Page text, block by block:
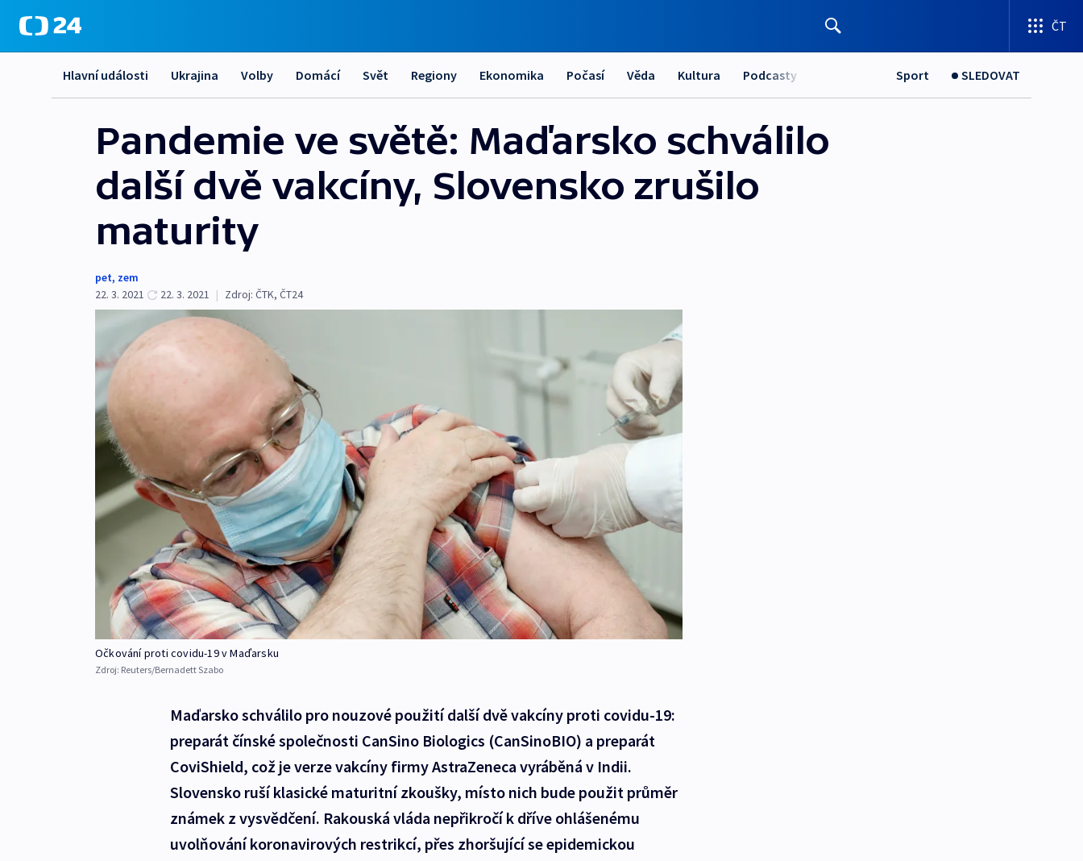
ČT
Hlavní události Ukrajina Volby Domácí Svět Regiony Ekonomika Počasí Věda Kultura Podcasty Sport SLEDOVAT
Pandemie ve světě: Maďarsko schválilo
další dvě vakcíny, Slovensko zrušilo
maturity
pet, zem
22. 3. 2021
22. 3. 2021 | Zdroj: ČTK, ČT24
Očkování proti covidu-19 v Maďarsku
Zdroj: Reuters/Bernadett Szabo
Maďarsko schválilo pro nouzové použití další dvě vakcíny proti covidu-19:
preparát čínské společnosti CanSino Biologics (CanSinoBIO) a preparát
CoviShield, což je verze vakcíny firmy AstraZeneca vyráběná v Indii.
Slovensko ruší klasické maturitní zkoušky, místo nich bude použit průměr
známek z vysvědčení. Rakouská vláda nepřikročí k dříve ohlášenému
uvolňování koronavirových restrikcí, přes zhoršující se epidemickou